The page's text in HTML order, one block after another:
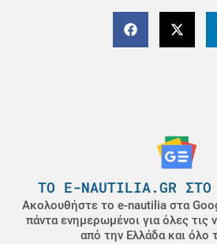
ΤΟ E-NAUTILIA.GR ΣΤΟ
Ακολουθήστε το e-nautilia στα
πάντα ενημερωμένοι για όλες τις
από την Ελλάδα και όλο